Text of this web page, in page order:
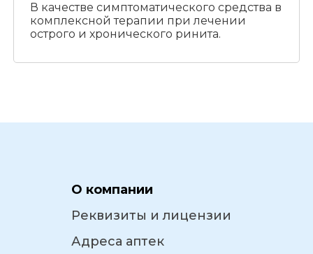
В качестве симптоматического средства в
комплексной терапии при лечении
острого и хронического ринита.
О компании
Реквизиты и лицензии
Адреса аптек